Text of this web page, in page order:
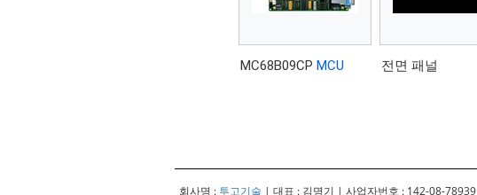
MC68B09CPMCU 전면 패널
회사명 : 투고기술 | 대표 : 김명기 | 사업자번호 : 142-08-78939